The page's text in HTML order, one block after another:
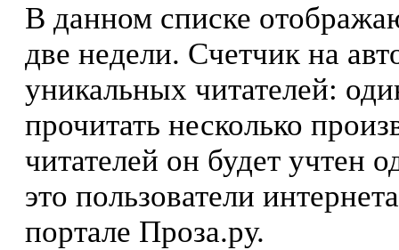
В данном списке
две недели. Счетчик на
уникальных читателей:
прочитать несколько
читателей он будет учтен
это пользователи
портале Проза.ру.